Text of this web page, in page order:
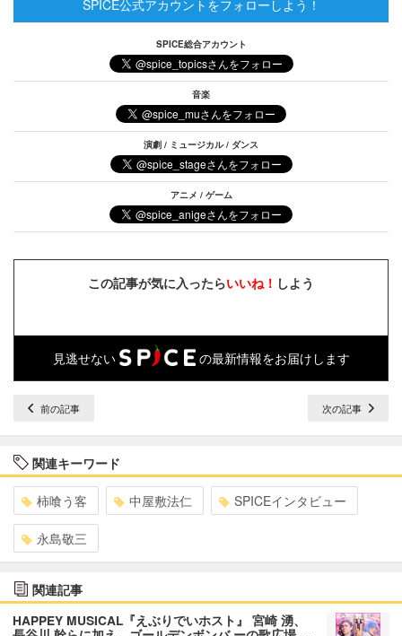
SPICE公式アカウントをフォローしよう！
SPICE総合アカウント
音楽
演劇 / ミュージカル / ダンス
アニメ / ゲーム
この記事が気に入ったらいいね！ しよう
見逃せない の最新情報をお届けします
前の記事 次の記事
関連キーワード
柿喰う客 中屋敷法仁 SPICEインタビュー
永島敬三
関連記事
HAPPEY MUSICAL『えぶりでいホスト』 宮崎 湧、